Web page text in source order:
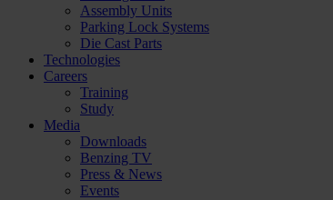
Assembly Units
Parking Lock Systems
Die Cast Parts
Technologies
Careers
Training
Study
Media
Downloads
Benzing TV
Press & News
Events